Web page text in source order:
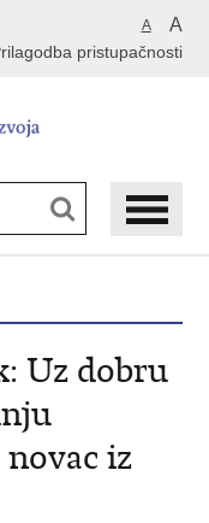
A A
pristupačnosti
Uz dobru
iz